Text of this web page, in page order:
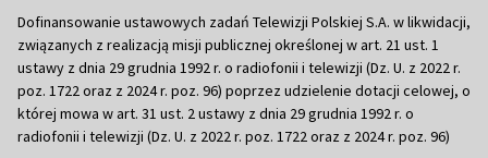
Dofinansowanie ustawowych zadań Telewizji Polskiej S.A. w likwidacji,
związanych z realizacją misji publicznej określonej w art. 21 ust. 1
ustawy z dnia 29 grudnia 1992 r. o radiofonii i telewizji (Dz. U. z 2022 r.
poz. 1722 oraz z 2024 r. poz. 96) poprzez udzielenie dotacji celowej, o
której mowa w art. 31 ust. 2 ustawy z dnia 29 grudnia 1992 r. o
radiofonii i telewizji (Dz. U. z 2022 r. poz. 1722 oraz z 2024 r. poz. 96)